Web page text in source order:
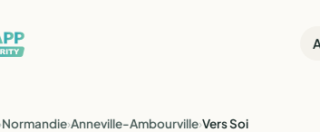
›Normandie›Anneville-Ambourville›Vers Soi